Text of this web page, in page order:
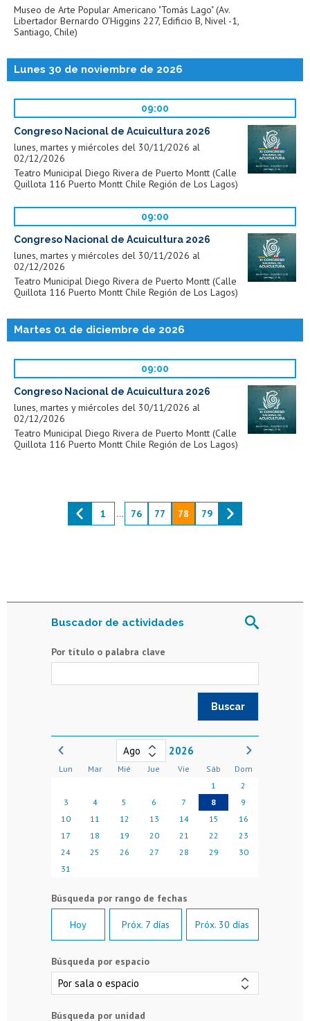
Buscador de actividades
Por título o palabra clave
2026
Lun Mar Mié Jue Vie Sáb
Dom
1
2
3
4 5 6 7 8
9
10
11 12 13 14 15
16
17
18 19 20 21 22
23
24
25 26 27 28 29
30
31
Hoy Próx. 7 días Próx. 30 días
Búsqueda por espacio
Búsqueda por unidad
Museo de Arte Popular Americano "Tomás Lago" (Av.
Libertador Bernardo O'Higgins 227, Edificio B, Nivel -1,
Santiago, Chile)
Lunes 30 de noviembre de 2026
09:00
Congreso Nacional de Acuicultura 2026
lunes, martes y miércoles del 30/11/2026 al
02/12/2026
Teatro Municipal Diego Rivera de Puerto Montt (Calle
Quillota 116 Puerto Montt Chile Región de Los Lagos)
09:00
Congreso Nacional de Acuicultura 2026
lunes, martes y miércoles del 30/11/2026 al
02/12/2026
Teatro Municipal Diego Rivera de Puerto Montt (Calle
Quillota 116 Puerto Montt Chile Región de Los Lagos)
Martes 01 de diciembre de 2026
09:00
Congreso Nacional de Acuicultura 2026
lunes, martes y miércoles del 30/11/2026 al
02/12/2026
Teatro Municipal Diego Rivera de Puerto Montt (Calle
Quillota 116 Puerto Montt Chile Región de Los Lagos)
1 ... 76 77 78 79